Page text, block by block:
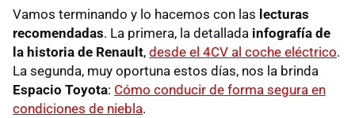
Vamos terminando y lo hacemos con las lecturas
recomendadas. La primera, la detallada infografía de
la historia de Renault, desde el 4CV al coche eléctrico.
La segunda, muy oportuna estos días, nos la brinda
Espacio Toyota: Cómo conducir de forma segura en
condiciones de niebla.